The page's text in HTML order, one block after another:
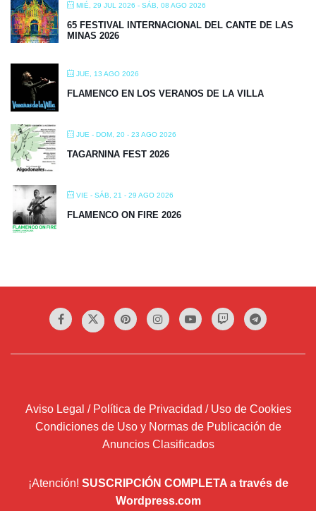
MIÉ, 29 JUL 2026 - SÁB, 08 AGO 2026
65 FESTIVAL INTERNACIONAL DEL CANTE DE LAS
MINAS 2026
JUE, 13 AGO 2026
FLAMENCO EN LOS VERANOS DE LA VILLA
JUE - DOM, 20 - 23 AGO 2026
TAGARNINA FEST 2026
VIE - SÁB, 21 - 29 AGO 2026
FLAMENCO ON FIRE 2026
Aviso Legal / Política de Privacidad / Uso de Cookies
Condiciones de Uso y Normas de Publicación de
Anuncios Clasificados
¡Atención! SUSCRIPCIÓN COMPLETA a través de
Wordpress.com